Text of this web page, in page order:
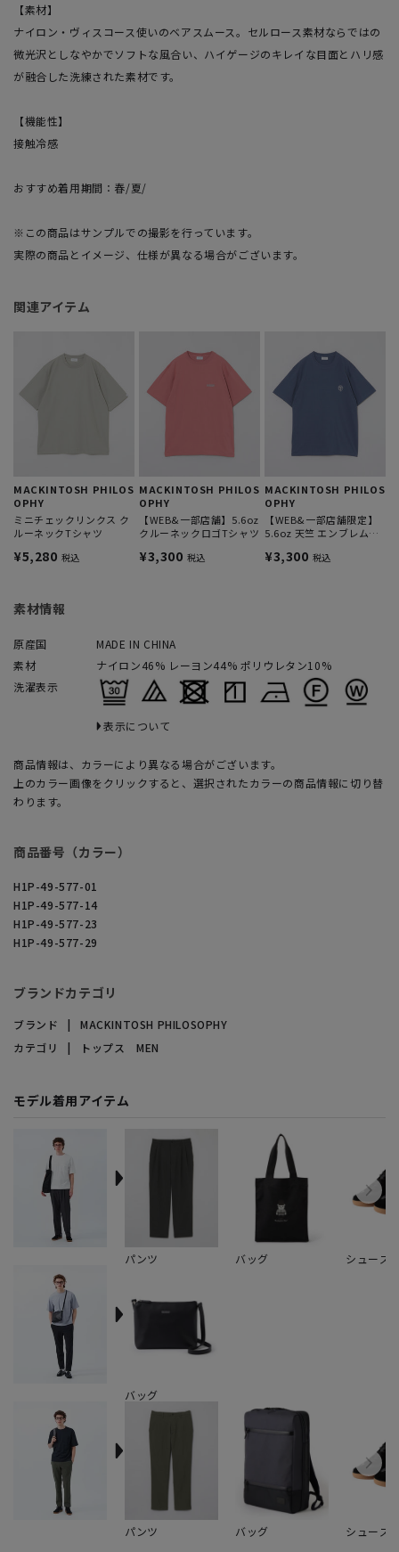
【素材】
ナイロン・ヴィスコース使いのベアスムース。セルロース素材ならではの
微光沢としなやかでソフトな風合い、ハイゲージのキレイな目面とハリ感
が融合した洗練された素材です。
【機能性】
接触冷感
おすすめ着用期間：春/夏/
※この商品はサンプルでの撮影を行っています。
実際の商品とイメージ、仕様が異なる場合がございます。
関連アイテム
MACKINTOSH PHILOS
OPHY
ミニチェックリンクス ク
ルーネックTシャツ
¥5,280 税込
MACKINTOSH PHILOS
OPHY
【WEB&一部店舗】5.6oz
クルーネックロゴTシャツ
¥3,300 税込
MACKINTOSH PHILOS
OPHY
【WEB&一部店舗限定】
5.6oz 天竺 エンブレムプ
¥3,300 税込
素材情報
原産国
MADE IN CHINA
素材
ナイロン46% レーヨン44% ポリウレタン10%
洗濯表示
表示について
商品情報は、カラーにより異なる場合がございます。
上のカラー画像をクリックすると、選択されたカラーの商品情報に切り替
わります。
商品番号（カラー）
H1P-49-577-01
H1P-49-577-14
H1P-49-577-23
H1P-49-577-29
ブランドカテゴリ
ブランド
MACKINTOSH PHILOSOPHY
カテゴリ
トップス MEN
モデル着用アイテム
パンツ バッグ シューズ
バッグ
パンツ バッグ シューズ